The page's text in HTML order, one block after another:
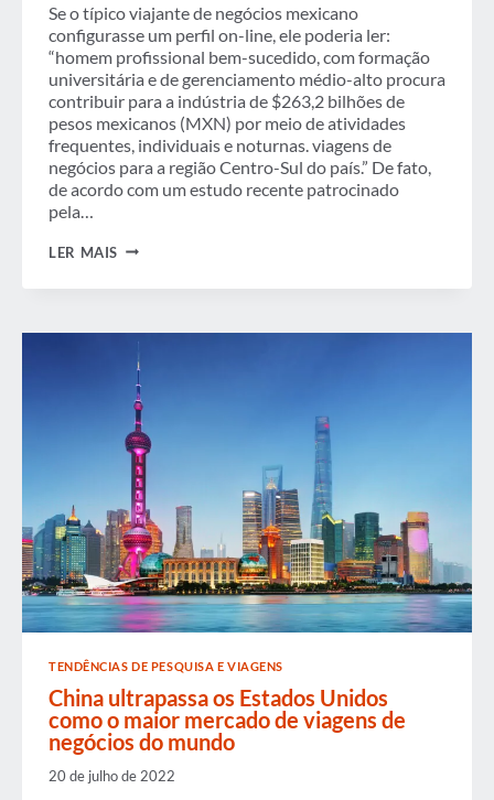
Se o típico viajante de negócios mexicano
configurasse um perfil on-line, ele poderia ler:
“homem profissional bem-sucedido, com formação
universitária e de gerenciamento médio-alto procura
contribuir para a indústria de $263,2 bilhões de
pesos mexicanos (MXN) por meio de atividades
frequentes, individuais e noturnas. viagens de
negócios para a região Centro-Sul do país.” De fato,
de acordo com um estudo recente patrocinado
pela…
LER MAIS OS
VIAJANTES
NEGÓCIOS
ALTAMENTE
EFICAZES
NO
MÉXICO:
VIAGENS
NOTURNAS
IMPULSIONAM
UM
MERCADO
EM
EXPANSÃO
TENDÊNCIAS DE PESQUISA E VIAGENS
China ultrapassa os Estados Unidos
como o maior mercado de viagens de
negócios do mundo
20 de julho de 2022